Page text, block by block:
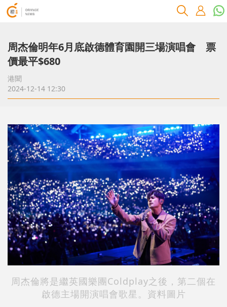
周杰倫明年6月底啟德體育園開三場演唱會 票
價最平$680
港聞
2024-12-14 12:30
周杰倫將是繼英國樂團Coldplay之後，第二個在
啟德主場開演唱會歌星。資料圖片